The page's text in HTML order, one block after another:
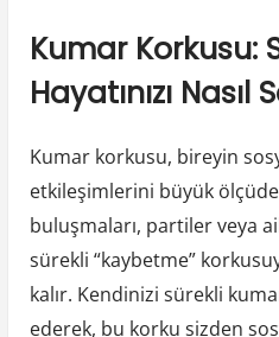
Kumar Korkusu:
Hayatınızı Nasıl
Kumar korkusu, bireyin
etkileşimlerini büyük
buluşmaları, partiler veya
sürekli “kaybetme”
kalır. Kendinizi sürekli
ederek, bu korku sizden